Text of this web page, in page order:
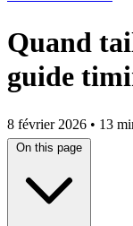
Quand
guide
8 février 2026 • 13
On this page